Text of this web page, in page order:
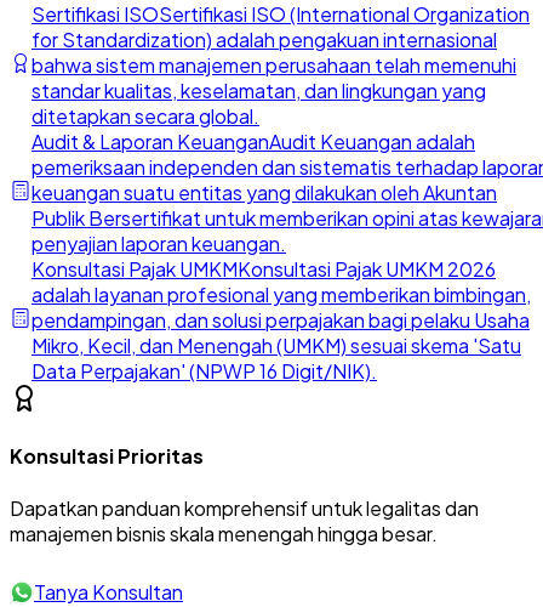
Sertifikasi ISOSertifikasi ISO (International Organization
for Standardization) adalah pengakuan internasional
bahwa sistem manajemen perusahaan telah memenuhi
standar kualitas, keselamatan, dan lingkungan yang
ditetapkan secara global.
Audit & Laporan KeuanganAudit Keuangan adalah
pemeriksaan independen dan sistematis terhadap
keuangan suatu entitas yang dilakukan oleh Akuntan
Publik Bersertifikat untuk memberikan opini atas
penyajian laporan keuangan.
Konsultasi Pajak UMKMKonsultasi Pajak UMKM 2026
adalah layanan profesional yang memberikan bimbingan,
pendampingan, dan solusi perpajakan bagi pelaku Usaha
Mikro, Kecil, dan Menengah (UMKM) sesuai skema 'Satu
Data Perpajakan' (NPWP 16 Digit/NIK).
Konsultasi Prioritas
Dapatkan panduan komprehensif untuk legalitas dan
manajemen bisnis skala menengah hingga besar.
Tanya Konsultan